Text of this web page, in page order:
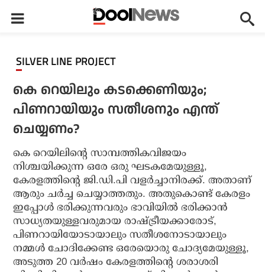
SILVER LINE PROJECT
കെ റെയിലും കടക്കെണിയും;
പിണറായിയും സതീശനും എന്ത്
ചെയ്യണം?
കെ റെയിലിന്റെ സാമ്പത്തികവിജയം
നിശ്ചയിക്കുന്ന ഒരേ ഒരു ഘടകമേയുള്ളൂ,
കേരളത്തിന്റെ ജി.ഡി.പി വളര്‍ച്ചാനിരക്ക്. അതാണ്
ആരും ചര്‍ച്ച ചെയ്യാത്തതും. അതുകൊണ്ട് കേരളം
ഇപ്പോള്‍ ഭരിക്കുന്നവരും ഭാവിയില്‍ ഭരിക്കാന്‍
സാധ്യതയുള്ളവരുമായ രാഷ്ട്രീയക്കാരോട്,
പിണറായിയോടായാലും സതീശനോടായാലും
നമ്മള്‍ ചോദിക്കേണ്ട ഒരേയൊരു ചോദ്യമേയുള്ളൂ,
അടുത്ത 20 വര്‍ഷം കേരളത്തിന്റെ ശരാശരി